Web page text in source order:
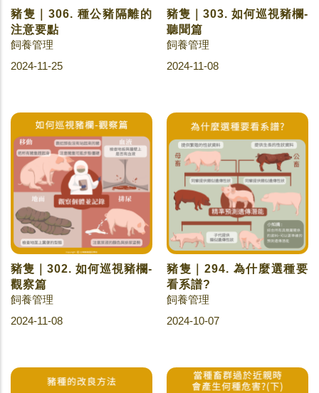
豬隻｜306. 種公豬隔離的
注意要點
飼養管理
2024-11-25
豬隻｜303. 如何巡視豬欄-
聽聞篇
飼養管理
2024-11-08
豬隻｜302. 如何巡視豬欄-
觀察篇
飼養管理
2024-11-08
豬隻｜294. 為什麼選種要
看系譜?
飼養管理
2024-10-07